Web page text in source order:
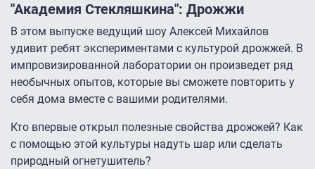
"Академия Стекляшкина": Дрожжи
В этом выпуске ведущий шоу Алексей Михайлов
удивит ребят экспериментами с культурой дрожжей. В
импровизированной лаборатории он произведет ряд
необычных опытов, которые вы сможете повторить у
себя дома вместе с вашими родителями.
Кто впервые открыл полезные свойства дрожжей? Как
с помощью этой культуры надуть шар или сделать
природный огнетушитель?